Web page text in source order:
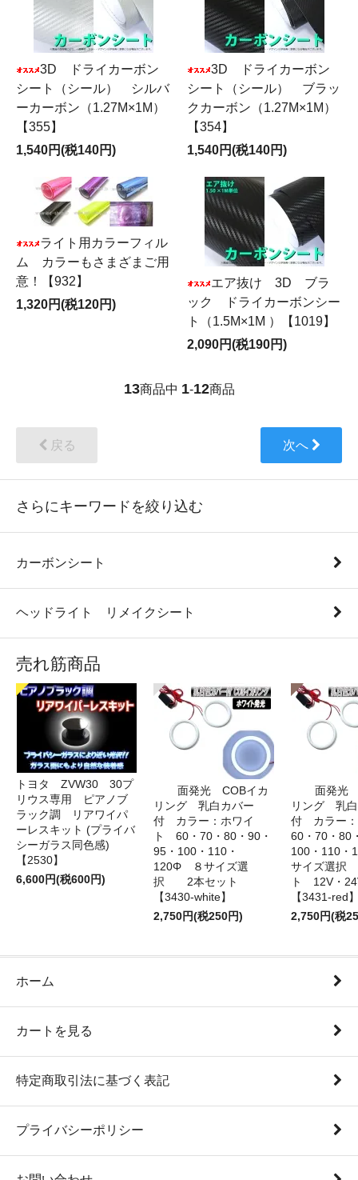
3D ドライカーボン
シート（シール） シルバ
ーカーボン（1.27M×1M）
【355】
1,540円(税140円)
3D ドライカーボン
シート（シール） ブラッ
クカーボン（1.27M×1M）
【354】
1,540円(税140円)
ライト用カラーフィル
ム カラーもさまざまご用
意！【932】
1,320円(税120円)
エア抜け 3D ブラ
ック ドライカーボンシー
ト（1.5M×1M ）【1019】
2,090円(税190円)
13商品中 1-12商品
戻る 次へ
さらにキーワードを絞り込む
カーボンシート
ヘッドライト リメイクシート
売れ筋商品
トヨタ ZVW30 30プ
リウス専用 ピアノブ
ラック調 リアワイパ
ーレスキット (プライバ
シーガラス同色感)
【2530】
6,600円(税600円)
面発光 COBイカ
リング 乳白カバー
付 カラー：ホワイ
ト 60・70・80・90・
95・100・110・
120Φ ８サイズ選
択 2本セット
【3430-white】
2,750円(税250円)
面発光
リング 乳
付 カラー
60・70・80
100・110
サイズ選
ト 12V・
【3431-red
2,750円(税
ホーム
カートを見る
特定商取引法に基づく表記
プライバシーポリシー